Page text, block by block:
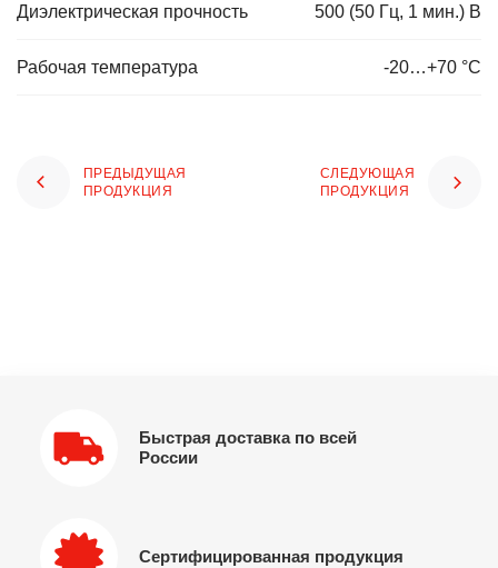
Диэлектрическая прочность 500 (50 Гц, 1 мин.) В
Рабочая температура -20…+70 °С
ПРЕДЫДУЩАЯ
ПРОДУКЦИЯ
СЛЕДУЮЩАЯ
ПРОДУКЦИЯ
Быстрая доставка по всей
России
Сертифицированная продукция